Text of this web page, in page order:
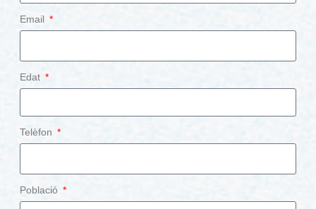
Email
Edat
Telèfon
Població